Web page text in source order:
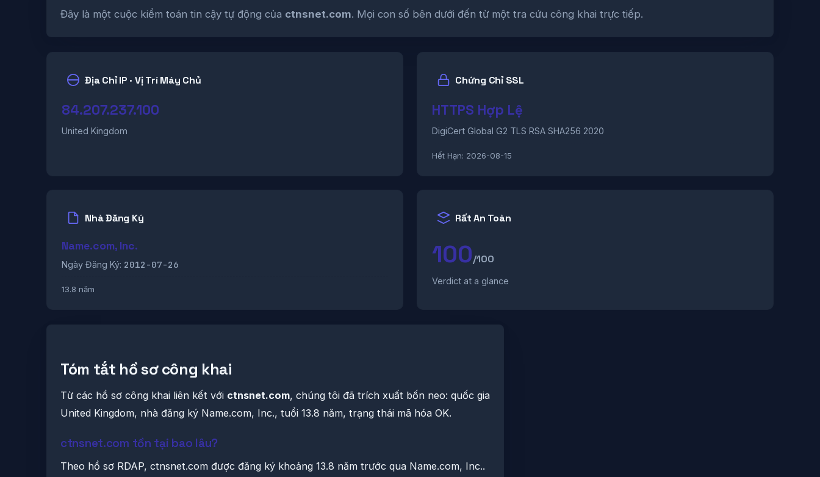
Đây là một cuộc kiểm toán tin cậy tự động của ctnsnet.com. Mọi con số bên dưới đến từ một tra cứu công khai trực tiếp.
Địa Chỉ IP · Vị Trí Máy Chủ
84.207.237.100
United Kingdom
Chứng Chỉ SSL
HTTPS Hợp Lệ
DigiCert Global G2 TLS RSA SHA256 2020
Hết Hạn: 2026-08-15
Nhà Đăng Ký
Name.com, Inc.
Ngày Đăng Ký: 2012-07-26
13.8 năm
Rất An Toàn
100/100
Verdict at a glance
Tóm tắt hồ sơ công khai
Từ các hồ sơ công khai liên kết với ctnsnet.com, chúng tôi đã trích xuất bốn neo: quốc gia
United Kingdom, nhà đăng ký Name.com, Inc., tuổi 13.8 năm, trạng thái mã hóa OK.
ctnsnet.com tồn tại bao lâu?
Theo hồ sơ RDAP, ctnsnet.com được đăng ký khoảng 13.8 năm trước qua Name.com, Inc..